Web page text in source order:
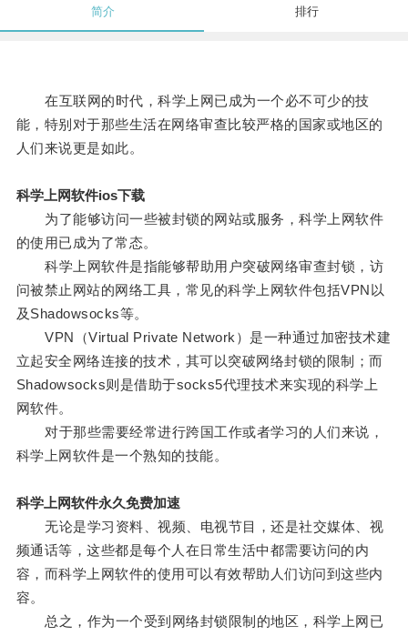
简介 排行
在互联网的时代，科学上网已成为一个必不可少的技
能，特别对于那些生活在网络审查比较严格的国家或地区的
人们来说更是如此。
科学上网软件ios下载
为了能够访问一些被封锁的网站或服务，科学上网软件
的使用已成为了常态。
科学上网软件是指能够帮助用户突破网络审查封锁，访
问被禁止网站的网络工具，常见的科学上网软件包括VPN以
及Shadowsocks等。
VPN（Virtual Private Network）是一种通过加密技术建
立起安全网络连接的技术，其可以突破网络封锁的限制；而
Shadowsocks则是借助于socks5代理技术来实现的科学上
网软件。
对于那些需要经常进行跨国工作或者学习的人们来说，
科学上网软件是一个熟知的技能。
科学上网软件永久免费加速
无论是学习资料、视频、电视节目，还是社交媒体、视
频通话等，这些都是每个人在日常生活中都需要访问的内
容，而科学上网软件的使用可以有效帮助人们访问到这些内
容。
总之，作为一个受到网络封锁限制的地区，科学上网已